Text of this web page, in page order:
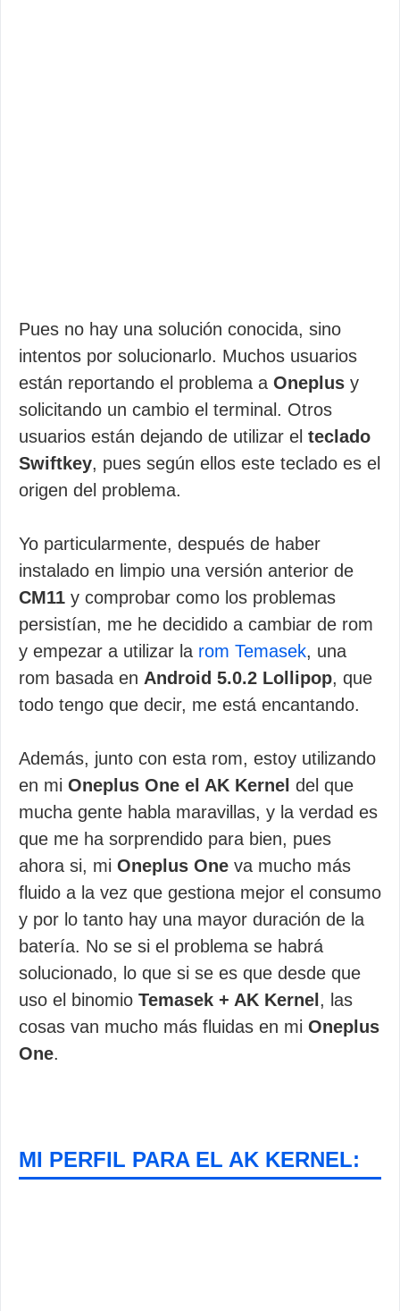
Pues no hay una solución conocida, sino
intentos por solucionarlo. Muchos usuarios
están reportando el problema a Oneplus y
solicitando un cambio el terminal. Otros
usuarios están dejando de utilizar el teclado
Swiftkey, pues según ellos este teclado es el
origen del problema.
Yo particularmente, después de haber
instalado en limpio una versión anterior de
CM11 y comprobar como los problemas
persistían, me he decidido a cambiar de rom
y empezar a utilizar la rom Temasek, una
rom basada en Android 5.0.2 Lollipop, que
todo tengo que decir, me está encantando.
Además, junto con esta rom, estoy utilizando
en mi Oneplus One el AK Kernel del que
mucha gente habla maravillas, y la verdad es
que me ha sorprendido para bien, pues
ahora si, mi Oneplus One va mucho más
fluido a la vez que gestiona mejor el consumo
y por lo tanto hay una mayor duración de la
batería. No se si el problema se habrá
solucionado, lo que si se es que desde que
uso el binomio Temasek + AK Kernel , las
cosas van mucho más fluidas en mi Oneplus
One.
MI PERFIL PARA EL AK KERNEL: